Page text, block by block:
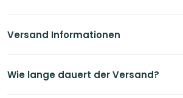
Versand Informationen
Wie lange dauert der Versand?